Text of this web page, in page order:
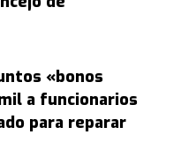
«bonos
a funcionarios
para reparar